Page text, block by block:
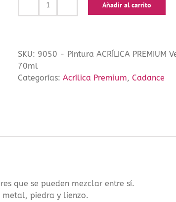
Pintura
Esmeralda
Cadence
Añadir al carrito
SKU: 9050 - Pintura ACRÍLICA PREMIUM
70ml
Categorías: Acrílica Premium, Cadance
que se pueden mezclar entre sí.
piedra y lienzo.